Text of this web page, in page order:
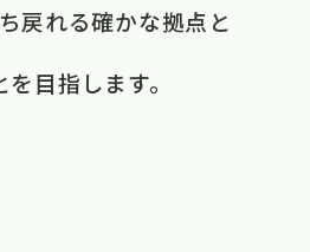
戻れる​ 確かな​拠点と​
目指します。​